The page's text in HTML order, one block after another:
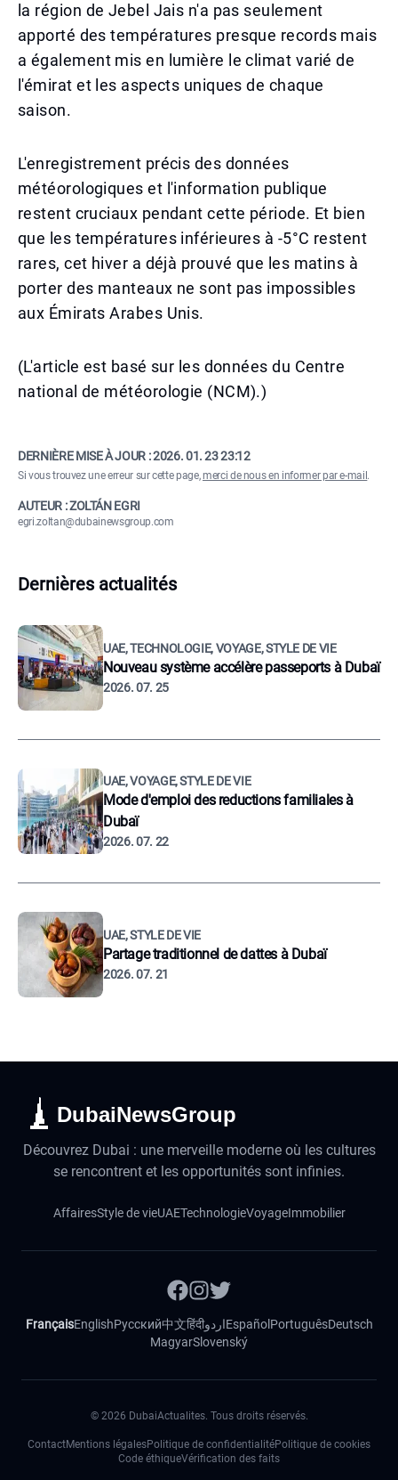
la région de Jebel Jais n'a pas seulement
apporté des températures presque records mais
a également mis en lumière le climat varié de
l'émirat et les aspects uniques de chaque
saison.
L'enregistrement précis des données
météorologiques et l'information publique
restent cruciaux pendant cette période. Et bien
que les températures inférieures à -5°C restent
rares, cet hiver a déjà prouvé que les matins à
porter des manteaux ne sont pas impossibles
aux Émirats Arabes Unis.
(L'article est basé sur les données du Centre
national de météorologie (NCM).)
DERNIÈRE MISE À JOUR :2026. 01. 23 23:12
Si vous trouvez une erreur sur cette page,merci de nous en informer par e-mail .
AUTEUR : ZOLTÁN EGRI
egri.zoltan@dubainewsgroup.com
Dernières actualités
UAE, TECHNOLOGIE, VOYAGE, STYLE DE VIE
Nouveau système accélère passeports à Dubaï
2026. 07. 25
UAE, VOYAGE, STYLE DE VIE
Mode d'emploi des reductions familiales à
Dubaï
2026. 07. 22
UAE, STYLE DE VIE
Partage traditionnel de dattes à Dubaï
2026. 07. 21
DubaiNewsGroup
Découvrez Dubai : une merveille moderne où les cultures
se rencontrent et les opportunités sont infinies.
AffairesStyle de vieUAETechnologieVoyageImmobilier
FrançaisEnglishРусский中文हिंदीاردوEspañol PortuguêsDeutsch
MagyarSlovenský
© 2026 DubaiActualites. Tous droits réservés.
ContactMentions légalesPolitique de confidentialitéPolitique de cookies
Code éthiqueVérification des faits